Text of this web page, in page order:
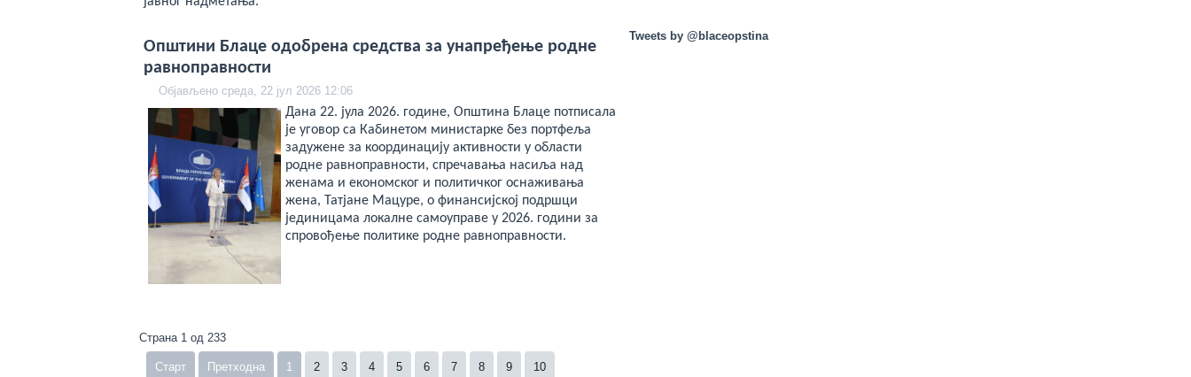
Општини Блаце одобрена средства за унапређење родне
равноправности
Објављено среда, 22 јул 2026 12:06
Дана 22. јула 2026. године, Општина Блаце потписала
је уговор са Кабинетом министарке без портфеља
задужене за координацију активности у области
родне равноправности, спречавања насиља над
женама и економског и политичког оснаживања
жена, Татјане Мацуре, о финансијској подршци
јединицама локалне самоуправе у 2026. години за
спровођење политике родне равноправности.
Страна 1 од 233
Старт Претходна 1 2 3 4 5 6 7 8 9 10
Tweets by @blaceopstina